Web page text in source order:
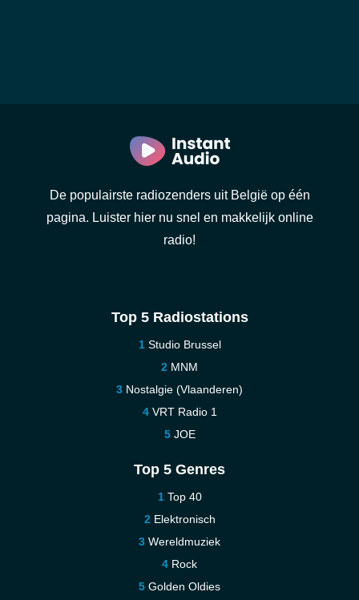
De populairste radiozenders uit België op één
pagina. Luister hier nu snel en makkelijk online
radio!
Top 5 Radiostations
Studio Brussel
MNM
Nostalgie (Vlaanderen)
VRT Radio 1
JOE
Top 5 Genres
Top 40
Elektronisch
Wereldmuziek
Rock
Golden Oldies